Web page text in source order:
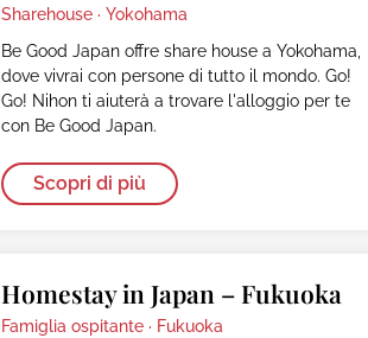
Sharehouse · Yokohama
Be Good Japan offre share house a Yokohama,
dove vivrai con persone di tutto il mondo. Go!
Go! Nihon ti aiuterà a trovare l'alloggio per te
con Be Good Japan.
Scopri di più
Homestay in Japan – Fukuoka
Famiglia ospitante · Fukuoka